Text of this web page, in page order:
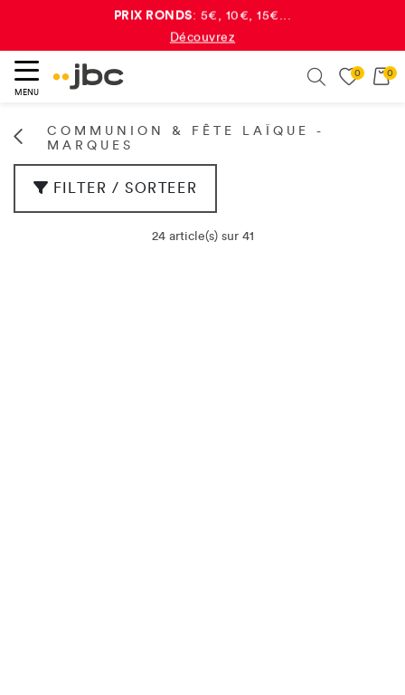
PRIX RONDS: 5€, 10€, 15€...
Découvrez
Recevez ledouble de points JBC
à chaque achat*
MENU
0 0
COMMUNION & FÊTE LAÏQUE -
MARQUES
FILTER / SORTEER
24 article(s) sur 41